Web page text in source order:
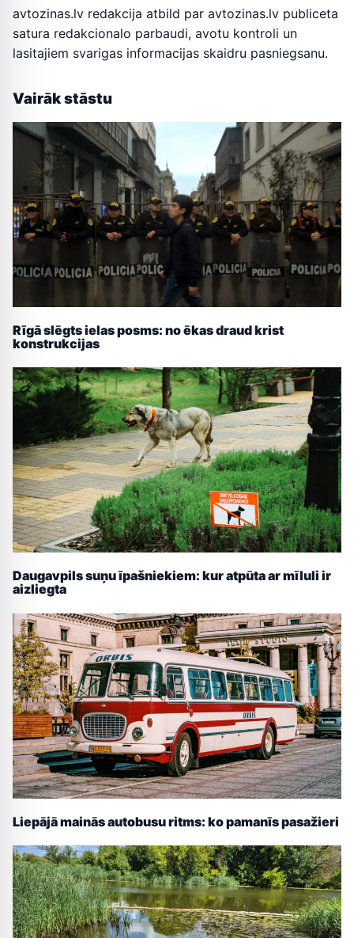
avtozinas.lv redakcija atbild par avtozinas.lv publiceta
satura redakcionalo parbaudi, avotu kontroli un
lasitajiem svarigas informacijas skaidru pasniegsanu.
Vairāk stāstu
Rīgā slēgts ielas posms: no ēkas draud krist
konstrukcijas
Daugavpils suņu īpašniekiem: kur atpūta ar mīluli ir
aizliegta
Liepājā mainās autobusu ritms: ko pamanīs pasažieri